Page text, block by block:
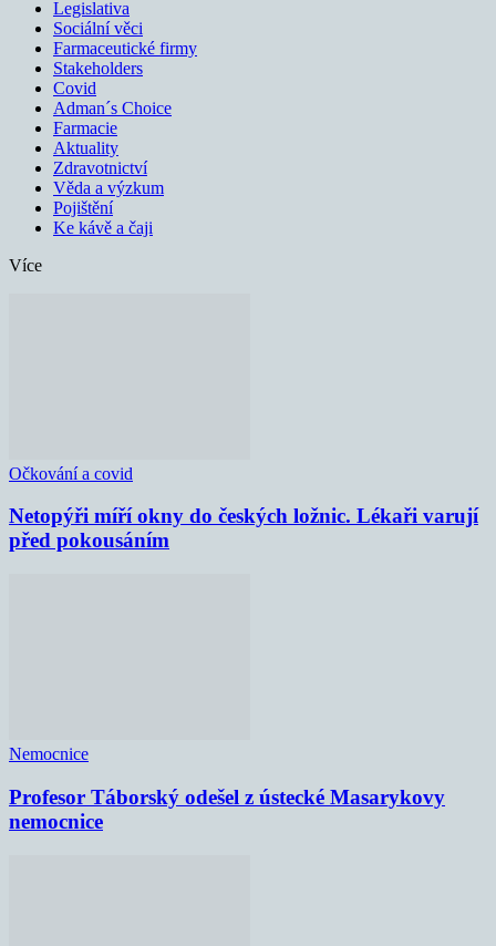
Legislativa
Sociální věci
Farmaceutické firmy
Stakeholders
Covid
Adman´s Choice
Farmacie
Aktuality
Zdravotnictví
Věda a výzkum
Pojištění
Ke kávě a čaji
Více
Očkování a covid
Netopýři míří okny do českých ložnic. Lékaři varují
před pokousáním
Nemocnice
Profesor Táborský odešel z ústecké Masarykovy
nemocnice